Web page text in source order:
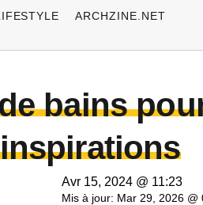
ARCHZINE.NET
bains
Avr 15, 2024 @ 11:23
Mis à jour: Mar 29, 2026 @